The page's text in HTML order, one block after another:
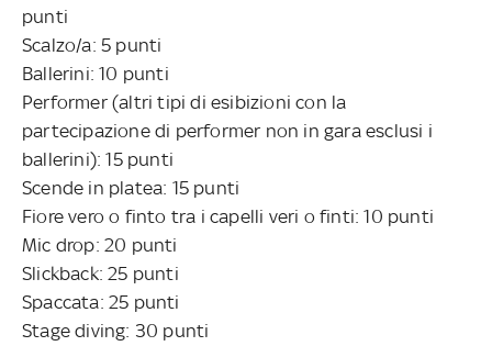
punti
Scalzo/a: 5 punti
Ballerini: 10 punti
Performer (altri tipi di esibizioni con la
partecipazione di performer non in gara esclusi i
ballerini): 15 punti
Scende in platea: 15 punti
Fiore vero o finto tra i capelli veri o finti: 10 punti
Mic drop: 20 punti
Slickback: 25 punti
Spaccata: 25 punti
Stage diving: 30 punti